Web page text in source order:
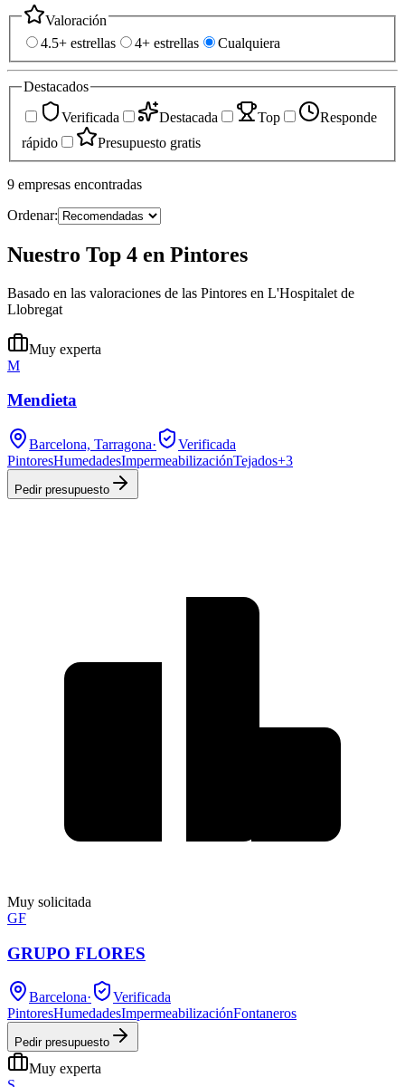
Valoración
4.5+ estrellas
4+ estrellas Cualquiera
Destacados
Verificada
Destacada Top
Responde
rápido
Presupuesto gratis
9 empresas encontradas
Ordenar:
Nuestro Top 4 en Pintores
Basado en las valoraciones de las Pintores en L'Hospitalet de
Llobregat
Muy experta
M
Mendieta
Barcelona, Tarragona·
Verificada
PintoresHumedadesImpermeabilizaciónTejados+3
Pedir presupuesto
Muy solicitada
GF
GRUPO FLORES
Barcelona·
Verificada
PintoresHumedadesImpermeabilizaciónFontaneros
Pedir presupuesto
Muy experta